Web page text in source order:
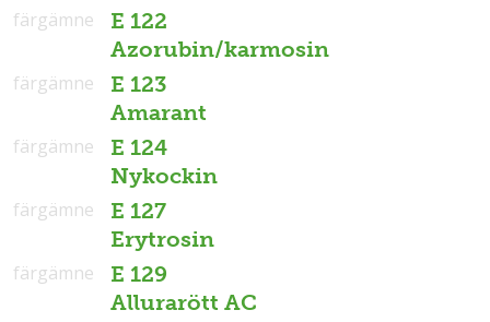
E 122
Azorubin/karmosin
färgämne
E 123
Amarant
färgämne
E 124
Nykockin
färgämne
E 127
Erytrosin
färgämne
E 129
Allurarött AC
färgämne